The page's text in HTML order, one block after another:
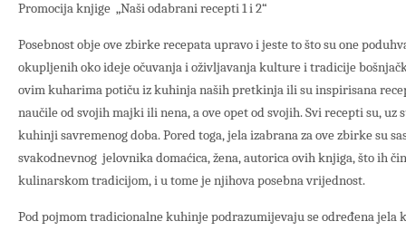
Promocija knjige „Naši odabrani recepti 1 i 2“
Posebnost obje ove zbirke recepata upravo i jeste to što su one
okupljenih oko ideje očuvanja i oživljavanja kulture i tradicije
ovim kuharima potiču iz kuhinja naših pretkinja ili su inspirisana
naučile od svojih majki ili nena, a ove opet od svojih. Svi recepti su,
kuhinji savremenog doba. Pored toga, jela izabrana za ove zbirke su
svakodnevnog jelovnika domaćica, žena, autorica ovih knjiga, što ih
kulinarskom tradicijom, i u tome je njihova posebna vrijednost.
Pod pojmom tradicionalne kuhinje podrazumijevaju se određena jela